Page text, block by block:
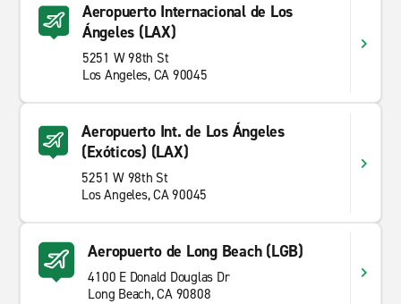
Aeropuerto Internacional de Los
Ángeles (LAX)
5251 W 98th St
Los Angeles, CA 90045
Aeropuerto Int. de Los Ángeles
(Exóticos) (LAX)
5251 W 98th St
Los Angeles, CA 90045
Aeropuerto de Long Beach (LGB)
4100 E Donald Douglas Dr
Long Beach, CA 90808